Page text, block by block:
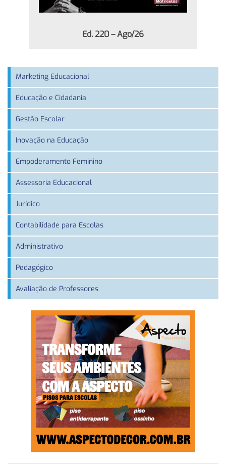
Ed. 220 – Ago/26
Marketing Educacional
Educação e Cidadania
Gestão Escolar
Inovação na Educação
Empoderamento Feminino
Assessoria Educacional
Jurídico
Contabilidade para Escolas
Administrativo
Pedagógico
Avaliação de Professores